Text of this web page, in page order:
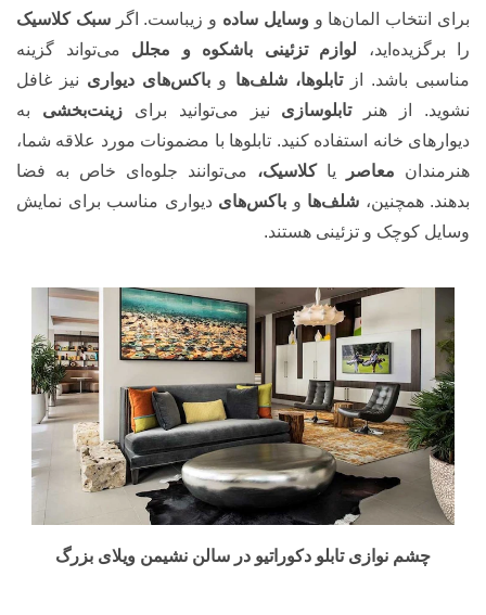
برای انتخاب المان‌ها ووسایل ساده و زیباست. اگرسبک کلاسیک
را برگزیده‌اید، لوازم تزئینی باشکوه و مجلل می‌تواند گزینه
مناسبی باشد. ازتابلوها، شلف‌ها و باکس‌های دیواری نیز غافل
نشوید. از هنرتابلوسازی نیز می‌توانید برایزینت‌بخشی به
دیوارهای خانه استفاده کنید. تابلوها با مضمونات مورد علاقه شما،
هنرمندان معاصر یاکلاسیک، می‌توانند جلوه‌ای خاص به فضا
بدهند. همچنین، شلف‌ها و باکس‌های دیواری مناسب برای نمایش
وسایل کوچک و تزئینی هستند.
چشم نوازی تابلو دکوراتیو در سالن نشیمن ویلای بزرگ